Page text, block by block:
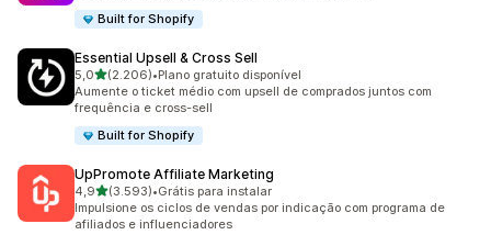
Built for Shopify
Essential Upsell & Cross Sell
5,0de 5 estrelas
(2.206)
2206 avaliações ao todo
•Plano gratuito disponível
Aumente o ticket médio com upsell de comprados juntos com
frequência e cross-sell
Built for Shopify
UpPromote Affiliate Marketing
4,9de 5 estrelas
(3.593)
3593 avaliações ao todo
•Grátis para instalar
Impulsione os ciclos de vendas por indicação com programa de
afiliados e influenciadores